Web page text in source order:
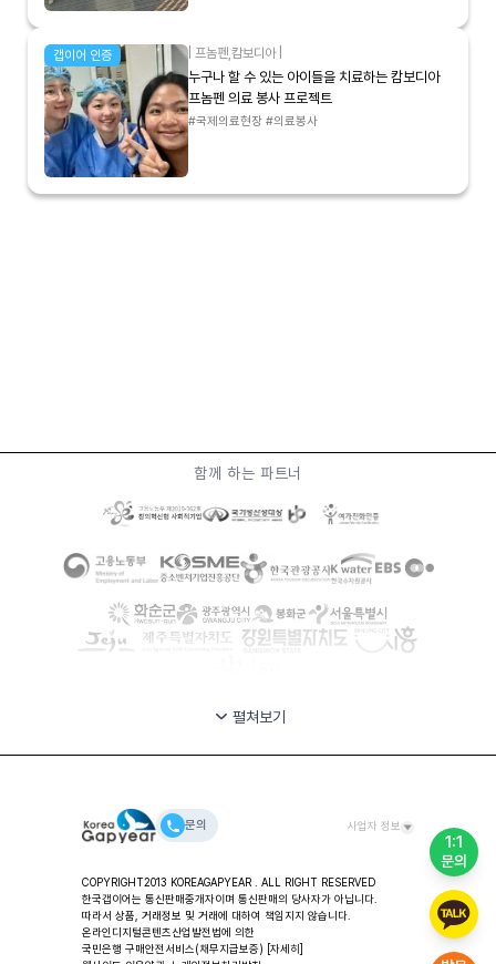
1:1
문의
갭이어 인증 프놈펜 캄보디아|
누구나 할 수 있는 아이들을 치료하는 캄보디아
프놈펜 의료 봉사 프로젝트
#국제의료현장 #의료봉사
함께 하는 파트너
펼쳐보기
문의 사업자 정보
대표자: 안시준 ㅣ (주)한국갭이어 사업장 / 교육 및 컨설팅
주소: 서울특별시 용산구 한강대로 80길 11-49, 2층 한국갭이
어
대표번호: 02-318-2553 ㅣ FAX: 02-3280-2553 ㅣ
Email: help@koreagapyear.com
COPYRIGHT2013 KOREAGAPYEAR . ALL RIGHT RESERVED
한국갭이어는 통신판매중개자이며 통신판매의 당사자가 아닙니다.
따라서 상품, 거래정보 및 거래에 대하여 책임지지 않습니다.
온라인디지털콘텐츠산업발전법에 의한
국민은행 구매안전서비스(채무지급보증) [자세히]